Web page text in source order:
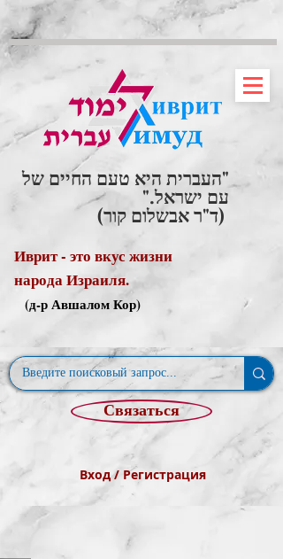
"העברית היא טעם החיים של
עם ישראל."
(ד"ר אבשלום קור)
Иврит - это вкус жизни
народа Израиля.
(д-р Авшалом Кор)
Связаться
Вход / Регистрация